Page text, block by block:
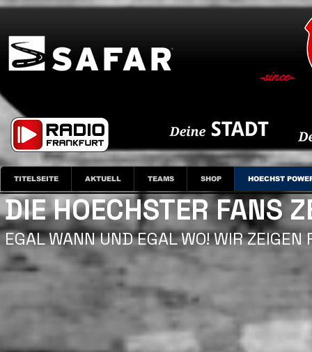
-since-
TITELSEITE AKTUELL TEAMS SHOP HOECHST
DIE HOECHSTER FANS
EGAL WANN UND EGAL WO! WIR ZEIGEN